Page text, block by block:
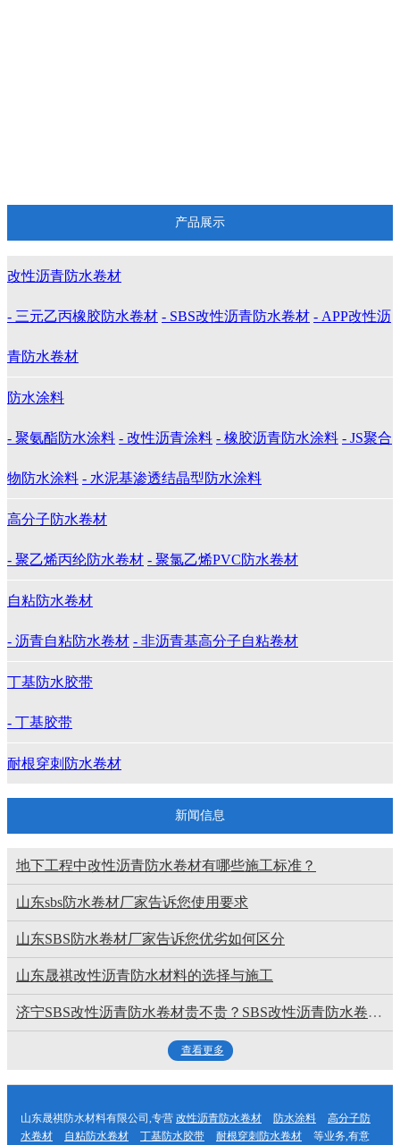
产品展示
改性沥青防水卷材
- 三元乙丙橡胶防水卷材 - SBS改性沥青防水卷材 - APP改性沥
青防水卷材
防水涂料
- 聚氨酯防水涂料 - 改性沥青涂料 - 橡胶沥青防水涂料 - JS聚合
物防水涂料 - 水泥基渗透结晶型防水涂料
高分子防水卷材
- 聚乙烯丙纶防水卷材 - 聚氯乙烯PVC防水卷材
自粘防水卷材
- 沥青自粘防水卷材 - 非沥青基高分子自粘卷材
丁基防水胶带
- 丁基胶带
耐根穿刺防水卷材
新闻信息
地下工程中改性沥青防水卷材有哪些施工标准？
山东sbs防水卷材厂家告诉您使用要求
山东SBS防水卷材厂家告诉您优劣如何区分
山东晟祺改性沥青防水材料的选择与施工
济宁SBS改性沥青防水卷材贵不贵？SBS改性沥青防水卷材哪家好？
查看更多
山东晟祺防水材料有限公司,专营 改性沥青防水卷材 防水涂料
高分子防
水卷材
自粘防水卷材 丁基防水胶带 耐根穿刺防水卷材 等业务,有意